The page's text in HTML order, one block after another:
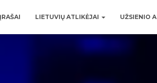
LIETUVIŲ ATLIKĖJAI UŽSIENIO